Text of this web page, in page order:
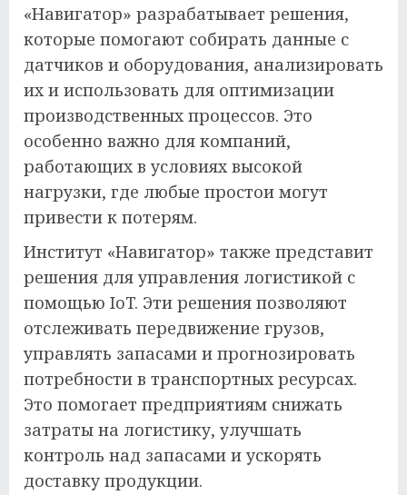
«Навигатор» разрабатывает решения,
которые помогают собирать данные с
датчиков и оборудования, анализировать
их и использовать для оптимизации
производственных процессов. Это
особенно важно для компаний,
работающих в условиях высокой
нагрузки, где любые простои могут
привести к потерям.
Институт «Навигатор» также представит
решения для управления логистикой с
помощью IoT. Эти решения позволяют
отслеживать передвижение грузов,
управлять запасами и прогнозировать
потребности в транспортных ресурсах.
Это помогает предприятиям снижать
затраты на логистику, улучшать
контроль над запасами и ускорять
доставку продукции.